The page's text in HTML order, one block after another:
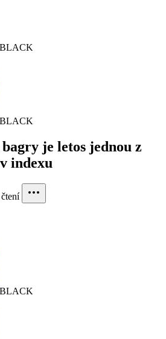
BLACK
BLACK
je letos jednou z
indexu
BLACK